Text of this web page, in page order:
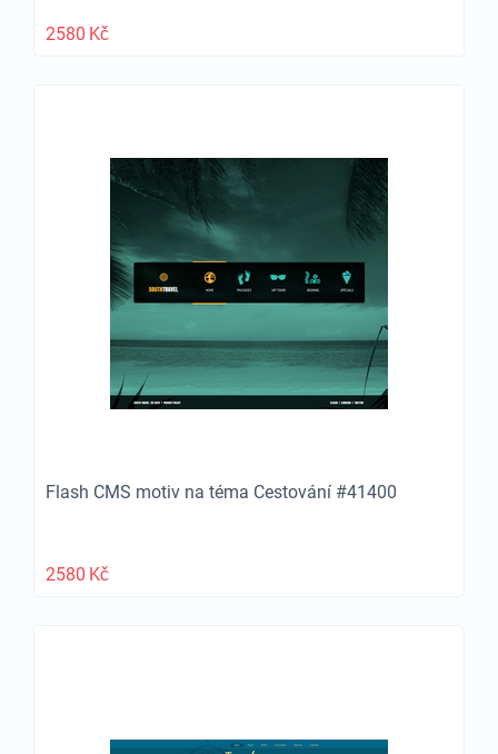
2580 Kč
Flash CMS motiv na téma Cestování #41400
2580 Kč